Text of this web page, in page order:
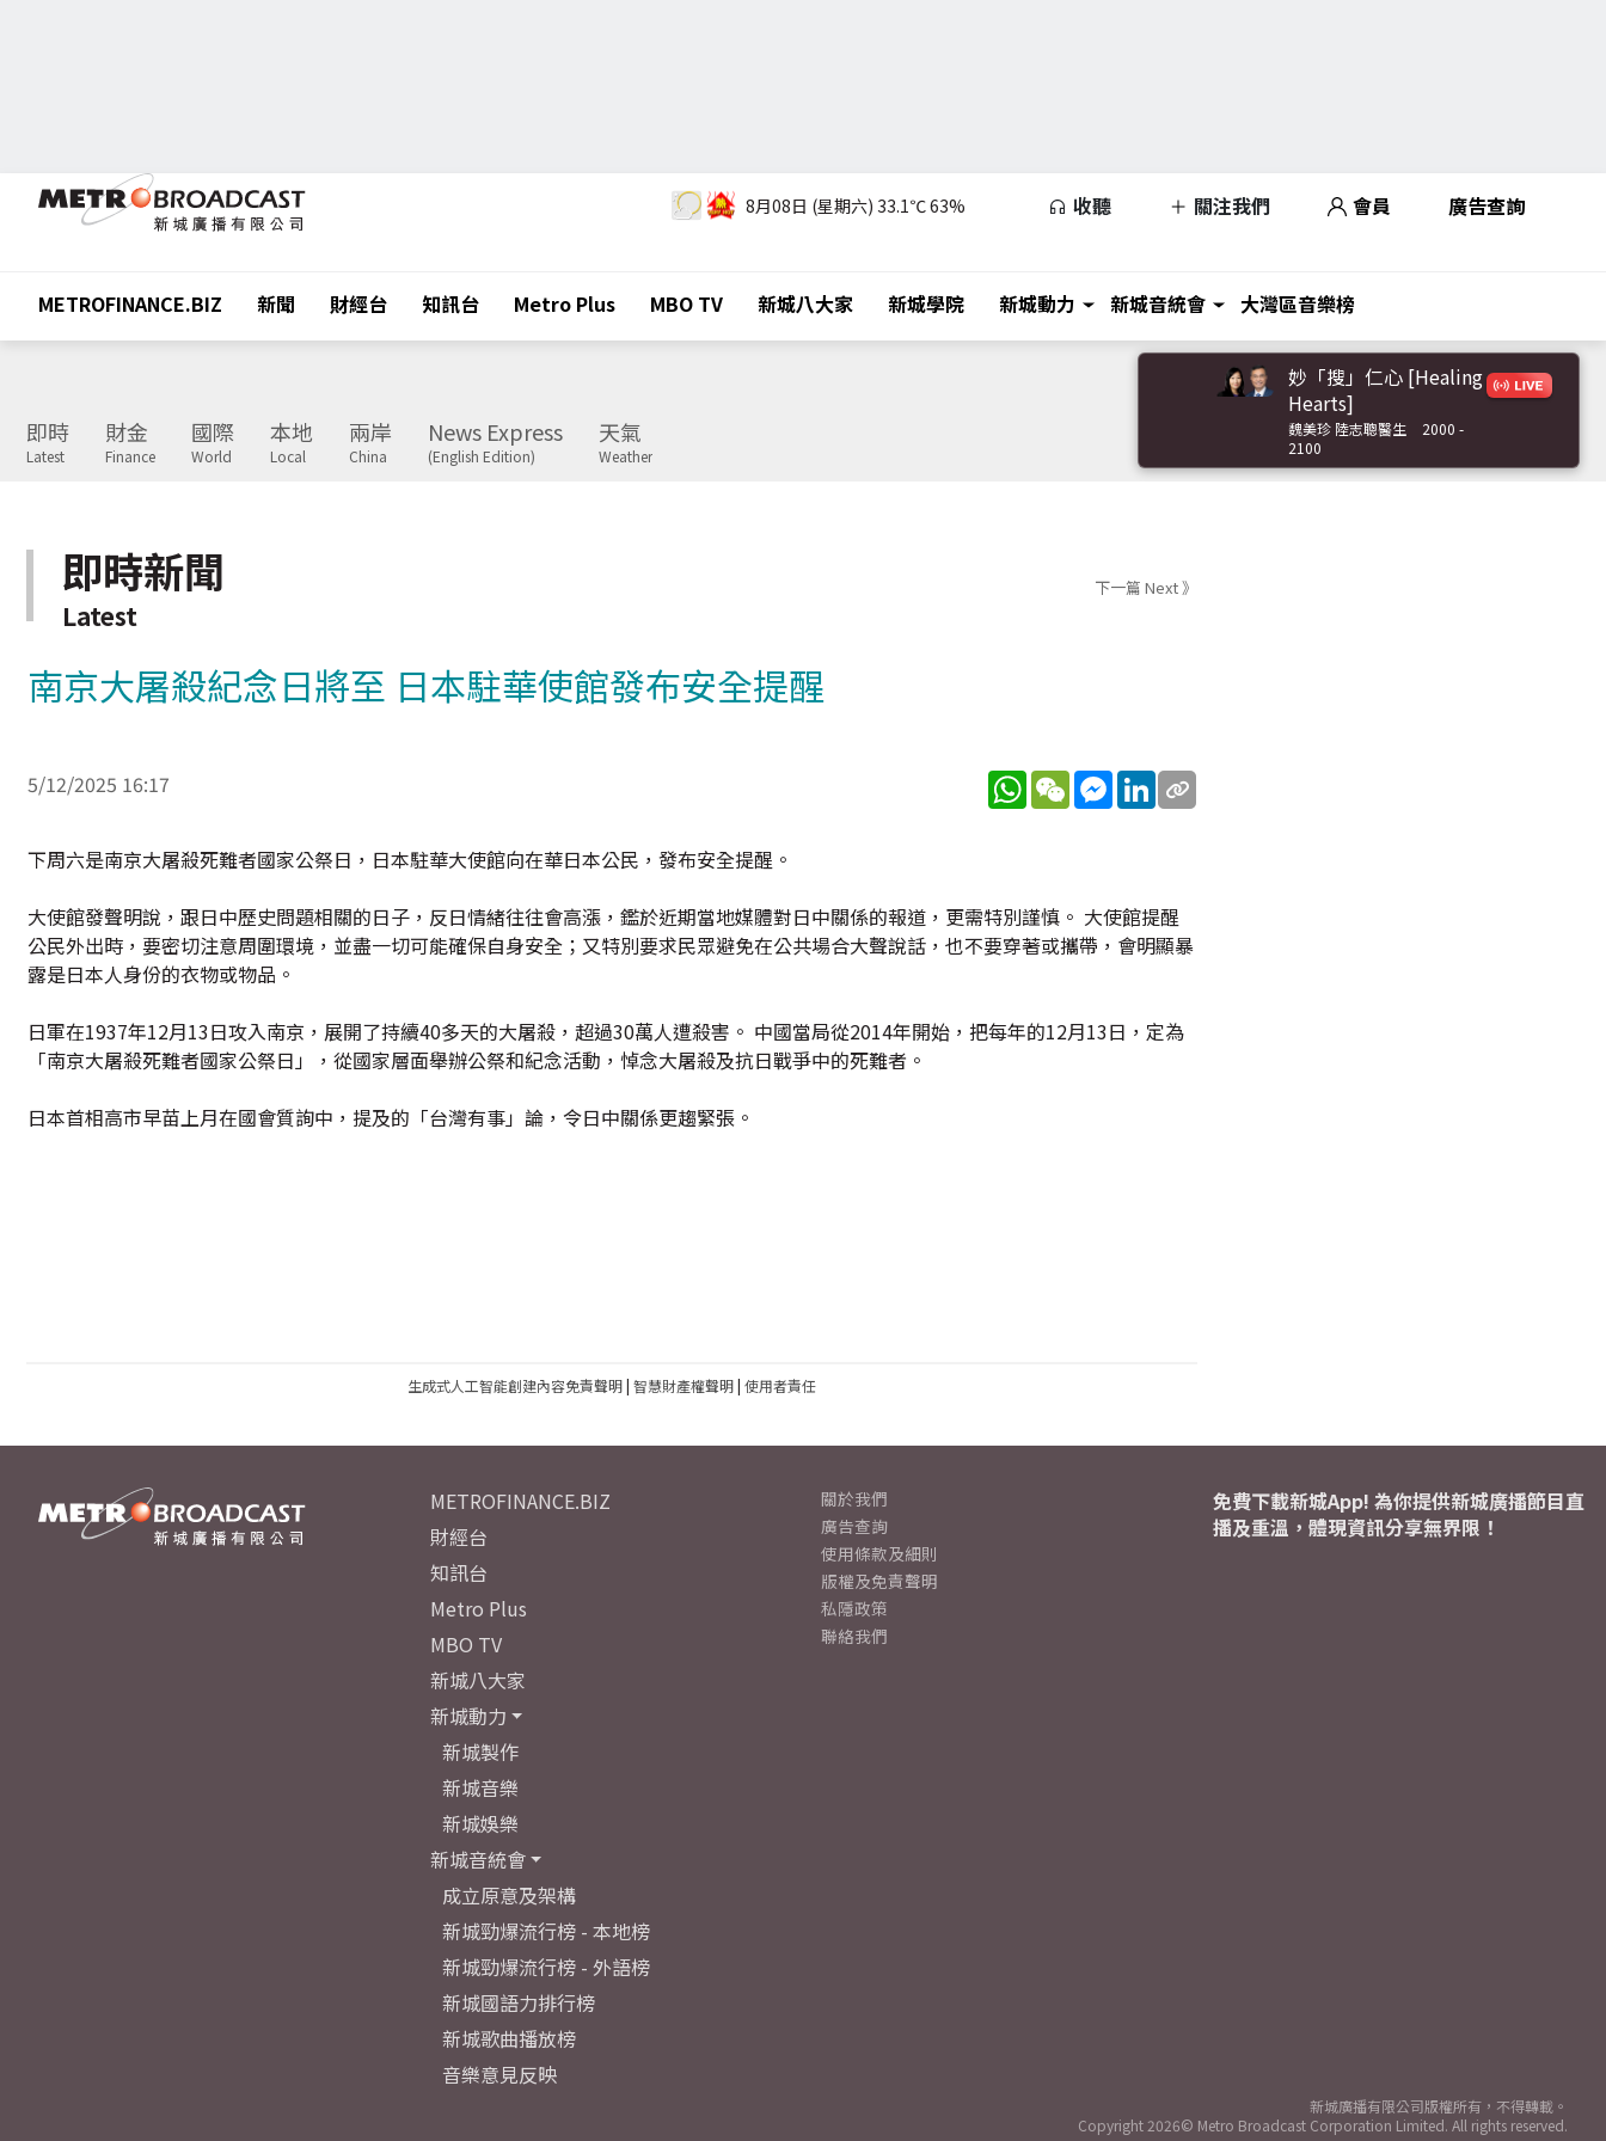
8月08日 (星期六) 33.1℃63% 收聽 關注我們 會員 廣告查詢
METROFINANCE.BIZ 新聞 財經台 知訊台 Metro Plus MBO TV 新城八大家 新城學院 新城動力 新城音統會 大灣區音樂榜
即時
Latest
財金
Finance
國際
World
本地
Local
兩岸
China
News Express
(English Edition)
天氣
Weather
妙「搜」仁心 [Healing
Hearts]
魏美珍 陸志聰醫生
2000 -
2100
即時新聞
Latest
下一篇 Next 》
南京大屠殺紀念日將至 日本駐華使館發布安全提醒
5/12/2025 16:17 WhatsApp
WeChatMessenger
LinkedIn
下周六是南京大屠殺死難者國家公祭日，日本駐華大使館向在華日本公民，發布安全提醒。
大使館發聲明說，跟日中歷史問題相關的日子，反日情緒往往會高漲，鑑於近期當地媒體對日中關係的報道，更需特別謹慎。 大使館提醒
公民外出時，要密切注意周圍環境，並盡一切可能確保自身安全；又特別要求民眾避免在公共場合大聲說話，也不要穿著或攜帶，會明顯暴
露是日本人身份的衣物或物品。
日軍在1937年12月13日攻入南京，展開了持續40多天的大屠殺，超過30萬人遭殺害。 中國當局從2014年開始，把每年的12月13日，定為
「南京大屠殺死難者國家公祭日」，從國家層面舉辦公祭和紀念活動，悼念大屠殺及抗日戰爭中的死難者。
日本首相高市早苗上月在國會質詢中，提及的「台灣有事」論，令日中關係更趨緊張。
生成式人工智能創建內容免責聲明| 智慧財產權聲明| 使用者責任
METROFINANCE.BIZ
財經台
知訊台
Metro Plus
MBO TV
新城八大家
新城動力
新城製作
新城音樂
新城娛樂
新城音統會
成立原意及架構
新城勁爆流行榜 - 本地榜
新城勁爆流行榜 - 外語榜
新城國語力排行榜
新城歌曲播放榜
音樂意見反映
關於我們
廣告查詢
使用條款及細則
版權及免責聲明
私隱政策
聯絡我們
免費下載新城App! 為你提供新城廣播節目直
播及重溫，體現資訊分享無界限！
新城廣播有限公司版權所有，不得轉載。
Copyright 2026© Metro Broadcast Corporation Limited. All rights reserved.